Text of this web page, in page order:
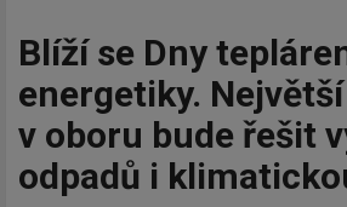
Blíží se Dny
energetiky.
v oboru bude řešit
odpadů i